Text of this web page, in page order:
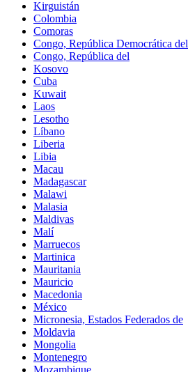
Kirguistán
Colombia
Comoras
Congo, República Democrática del
Congo, República del
Kosovo
Cuba
Kuwait
Laos
Lesotho
Líbano
Liberia
Libia
Macau
Madagascar
Malawi
Malasia
Maldivas
Malí
Marruecos
Martinica
Mauritania
Mauricio
Macedonia
México
Micronesia, Estados Federados de
Moldavia
Mongolia
Montenegro
Mozambique